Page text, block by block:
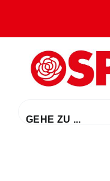
springen
GEHE ZU ...